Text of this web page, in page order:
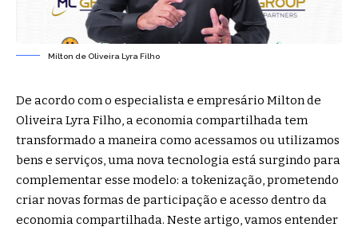
Milton de Oliveira Lyra Filho
De acordo com o especialista e empresário Milton de
Oliveira Lyra Filho, a economia compartilhada tem
transformado a maneira como acessamos ou utilizamos
bens e serviços, uma nova tecnologia está surgindo para
complementar esse modelo: a tokenização, prometendo
criar novas formas de participação e acesso dentro da
economia compartilhada. Neste artigo, vamos entender